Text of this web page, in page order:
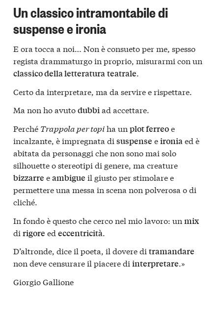
Un classico intramontabile di
suspense e ironia
E ora tocca a noi… Non è consueto per me, spesso
regista drammaturgo in proprio, misurarmi con un
classico della letteraturateatrale.
Certo da interpretare, ma da servire e rispettare.
Ma non ho avutodubbiad accettare.
Perché Trappola per topiha un plot ferreoe
incalzante, è impregnata di suspense eironiaed è
abitata da personaggi che non sono mai solo
silhouette o stereotipi di genere, ma creature
bizzarre eambigue il giusto per stimolare e
permettere una messa in scena non polverosa o di
cliché.
In fondo è questo che cerco nel mio lavoro: un mix
di rigore ed eccentricità.
D’altronde, dice il poeta, il dovere di tramandare
non deve censurare il piacere di interpretare.»
Giorgio Gallione